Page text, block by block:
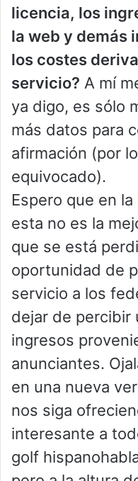
licencia, los
la web y demás
los costes
servicio? A mí
ya digo, es sólo
más datos para
afirmación (por
equivocado).
Espero que en
esta no es la
que se está
oportunidad de
servicio a los
dejar de percibir
ingresos
anunciantes.
en una nueva
nos siga
interesante a
golf